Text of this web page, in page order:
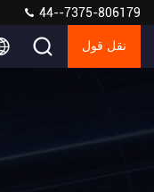
44--7375-806179
نقل قول